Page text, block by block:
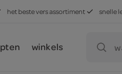
het beste vers assortiment snelle
winkels